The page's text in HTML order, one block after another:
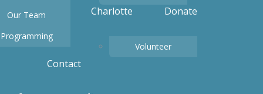
Our Team
Programming
Charlotte Donate
Volunteer
Contact